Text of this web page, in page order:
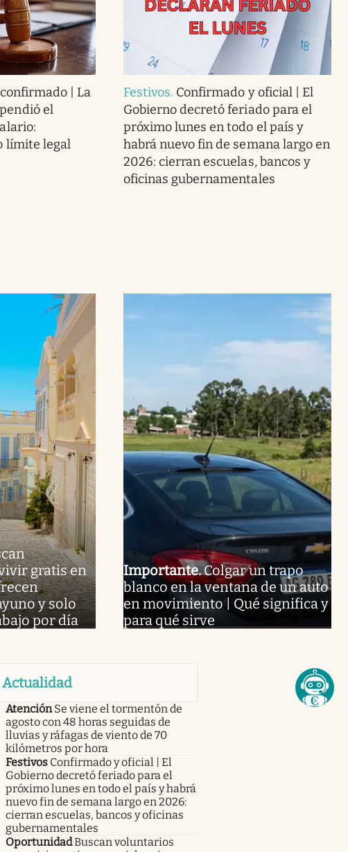
| La
el
límite legal
Festivos. Confirmado y oficial | El
Gobierno decretó feriado para el
próximo lunes en todo el país y
habrá nuevo fin de semana largo en
2026: cierran escuelas, bancos y
oficinas gubernamentales
gratis en
y solo
por día
Importante.Colgar un trapo
blanco en la ventana de un auto
en movimiento | Qué significa y
para qué sirve
Actualidad
Atención Se viene el tormentón de
agosto con 48 horas seguidas de
lluvias y ráfagas de viento de 70
kilómetros por hora
Festivos Confirmado y oficial | El
Gobierno decretó feriado para el
próximo lunes en todo el país y habrá
nuevo fin de semana largo en 2026:
cierran escuelas, bancos y oficinas
gubernamentales
OportunidadBuscan voluntarios